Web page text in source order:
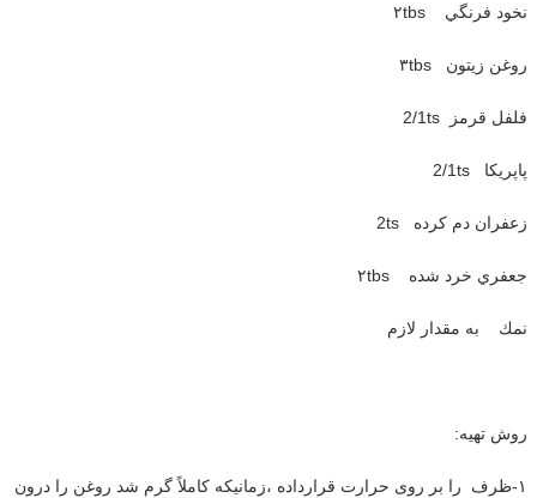
نخود فرنگي ٢tbs
روغن زيتون ٣tbs
فلفل قرمز 2/1ts
پاپريكا 2/1ts
زعفران دم كرده 2ts
جعفري خرد شده ٢tbs
نمك به مقدار لازم
روش تهيه:
١-ظرف را بر روى حرارت قرارداده ،زمانيكه كاملاً گرم شد روغن را درون